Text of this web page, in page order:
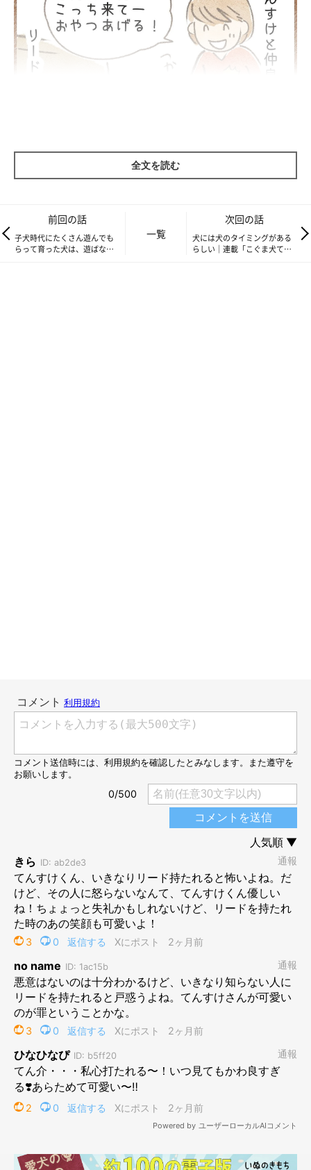
れはごきげん。
終始ニコニコで、足取りまで軽くなります。
先日、昔からてんすけのことを知っている方がやっているお店
に、友人と一緒に行ってきました。
「中でフリーにしていいよ〜」と言ってもらえたので、リードを
離すと、案の定、ご機嫌全開で店内をウロウロし始めるてんす
来ているお客さんたちもみんなワンコ好きで、たくさん可愛がっ
てもらっていました。
そんな中、ずるずる引きずられたリードが気になったのか、自分
の方へ連れて行きたかったのか、ふとリードを持った人が。
ニコニコしながら店内を歩き回っていた愛犬は、そこで突然、動
きを止めます。
「あれぇ……？」
そんな戸惑いが伝わってくる様子。
とはいえ、場所は大好きなお店の中。
ご機嫌自体は崩れないまま、どこか困惑している表情。
少し迷ったあと、てんすけは私の方を見て、「どうなってる？」
とでも言うような、曖昧な笑顔を向けてきました。
全文を読む
前回の話
子犬時代にたくさん遊んでも
らって育った犬は、遊ばない
一覧
次回の話
犬には犬のタイミングがある
らしい｜連載「こぐま犬てん